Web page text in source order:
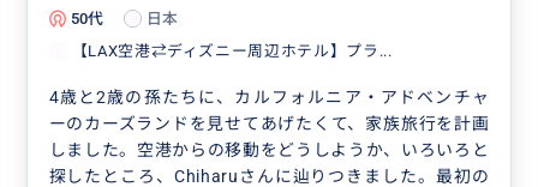
50代
日本
【LAX空港⇄ディズニー周辺ホテル】プラ...
4歳と2歳の孫たちに、カルフォルニア・アドベンチャ
ーのカーズランドを見せてあげたくて、家族旅行を計画
しました。空港からの移動をどうしようか、いろいろと
探したところ、Chiharuさんに辿りつきました。最初の